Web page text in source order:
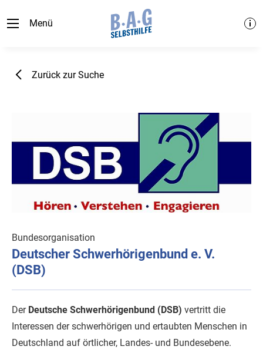
Menü
Zurück zur Suche
Bundesorganisation
Deutscher Schwerhörigenbund e. V.
(DSB)
Der Deutsche Schwerhörigenbund (DSB) vertritt die
Interessen der schwerhörigen und ertaubten Menschen in
Deutschland auf örtlicher, Landes- und Bundesebene.